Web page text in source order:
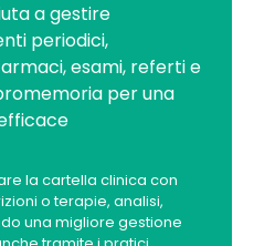
a gestire
periodici,
esami, referti e
per una
la cartella clinica con
o terapie, analisi,
una migliore gestione